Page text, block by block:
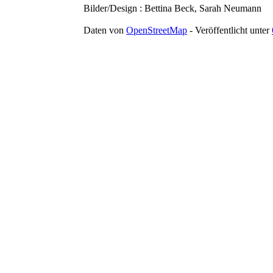
Bilder/Design : Bettina Beck, Sarah Neumann
Daten von OpenStreetMap - Veröffentlicht unter